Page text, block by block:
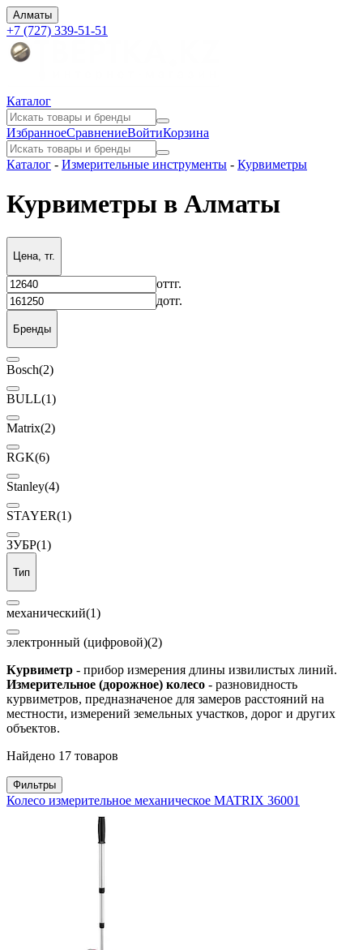
Алматы
+7 (727) 339-51-51
Каталог
ИзбранноеСравнениеВойтиКорзина
Каталог - Измерительные инструменты - Курвиметры
Курвиметры в Алматы
Цена, тг.
оттг.
дотг.
Бренды
Bosch(2)
BULL(1)
Matrix(2)
RGK(6)
Stanley(4)
STAYER(1)
ЗУБР(1)
Тип
механический(1)
электронный (цифровой)(2)
Курвиметр - прибор измерения длины извилистых линий.
Измерительное (дорожное) колесо - разновидность
курвиметров, предназначеное для замеров расстояний на
местности, измерений земельных участков, дорог и других
объектов.
Найдено 17 товаров
Фильтры
Колесо измерительное механическое MATRIX 36001